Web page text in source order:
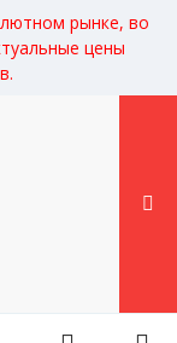
рынке, во
цены